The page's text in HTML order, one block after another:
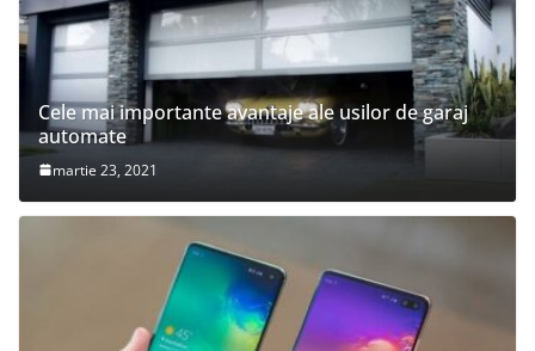
Cele mai importante avantaje ale usilor de garaj
automate
martie 23, 2021